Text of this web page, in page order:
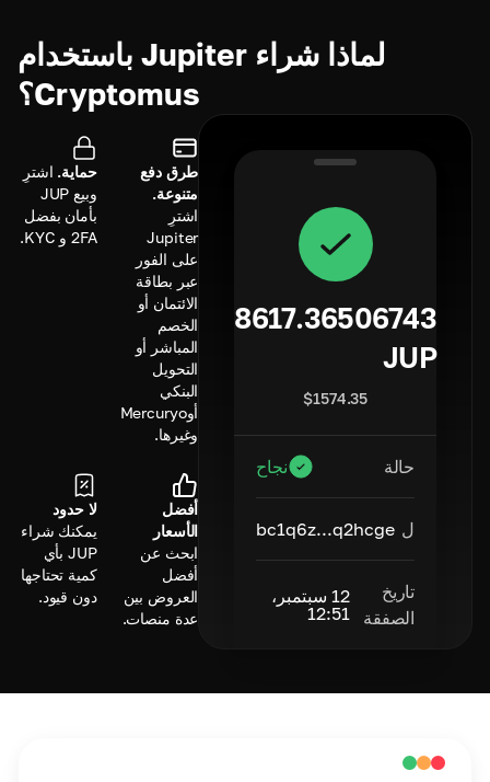
لماذا شراء Jupiter باستخدام
Cryptomus؟
8617.36506743
JUP
$1574.35
حالة نجاح
ل bc1q6z...q2hcge
تاريخ
الصفقة
12 سبتمبر،
12:51
طرق دفع
متنوعة.
اشترِ
Jupiter
على الفور
عبر بطاقة
الائتمان أو
الخصم
المباشر أو
التحويل
البنكي
أوMercuryo
وغيرها.
حماية. اشترِ
وبيع JUP
بأمان بفضل
2FA و KYC.
أفضل
الأسعار
ابحث عن
أفضل
العروض بين
عدة منصات.
لا حدود
يمكنك شراء
JUP بأي
كمية تحتاجها
دون قيود.